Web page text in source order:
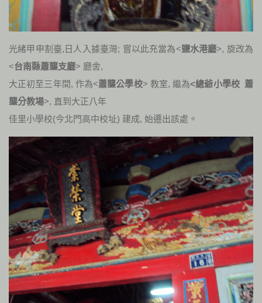
光緒甲申割臺,日人入據臺灣; 嘗以此充當為<鹽水港廳>, 旋改為
<台南縣蕭壟支廳> 廳舍,
大正初至三年間, 作為<蕭壟公學校> 教室, 繼為<總爺小學校 蕭
壟分教場>, 直到大正八年
佳里小學校(今北門高中校址) 建成, 始遷出該處 。